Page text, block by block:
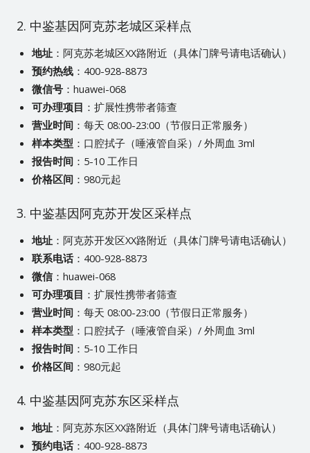
2. 中鉴基因阿克苏老城区采样点
地址：阿克苏老城区XX路附近（具体门牌号请电话确认）
预约热线：400-928-8873
微信号：huawei-068
可办理项目 ：扩展性携带者筛查
营业时间：每天 08:00-23:00（节假日正常服务）
样本类型 ：口腔拭子（唾液管自采）/ 外周血 3ml
报告时间：5-10 工作日
价格区间：980元起
3. 中鉴基因阿克苏开发区采样点
地址：阿克苏开发区XX路附近（具体门牌号请电话确认）
联系电话：400-928-8873
微信：huawei-068
可办理项目 ：扩展性携带者筛查
营业时间：每天 08:00-23:00（节假日正常服务）
样本类型 ：口腔拭子（唾液管自采）/ 外周血 3ml
报告时间：5-10 工作日
价格区间：980元起
4. 中鉴基因阿克苏东区采样点
地址：阿克苏东区XX路附近（具体门牌号请电话确认）
预约电话：400-928-8873